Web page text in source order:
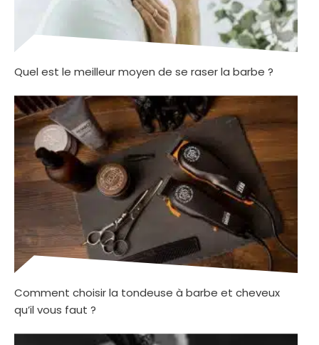
Quel est le meilleur moyen de se raser la barbe ?
Comment choisir la tondeuse à barbe et cheveux
qu’il vous faut ?